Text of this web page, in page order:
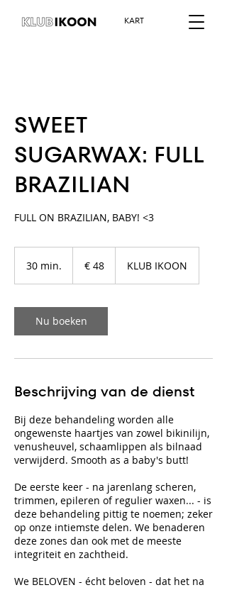
KART
SWEET
SUGARWAX: FULL
BRAZILIAN
FULL ON BRAZILIAN, BABY! <3
30 min.
i
n
.
€ 48 KLUB IKOON
Nu boeken
Beschrijving van de dienst
Bij deze behandeling worden alle
ongewenste haartjes van zowel bikinilijn,
venusheuvel, schaamlippen als bilnaad
verwijderd. Smooth as a baby's butt!
De eerste keer - na jarenlang scheren,
trimmen, epileren of regulier waxen... - is
deze behandeling pittig te noemen; zeker
op onze intiemste delen. We benaderen
deze zones dan ook met de meeste
integriteit en zachtheid.
We BELOVEN - écht beloven - dat het na